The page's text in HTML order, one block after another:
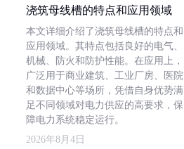
浇筑母线槽的特点和应用领域
本文详细介绍了浇筑母线槽的特点和
应用领域。其特点包括良好的电气、
机械、防火和防护性能。在应用上，
广泛用于商业建筑、工业厂房、医院
和数据中心等场所，凭借自身优势满
足不同领域对电力供应的高要求，保
障电力系统稳定运行。
2026年8月4日